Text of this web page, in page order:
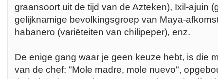
graansoort uit de tijd van de Azteken), Ixil-ajuin
gelijknamige bevolkingsgroep van Maya-
habanero (variëteiten van chilipeper), enz.
De enige gang waar je geen keuze hebt, is die
van de chef: "Mole madre, mole nuevo",